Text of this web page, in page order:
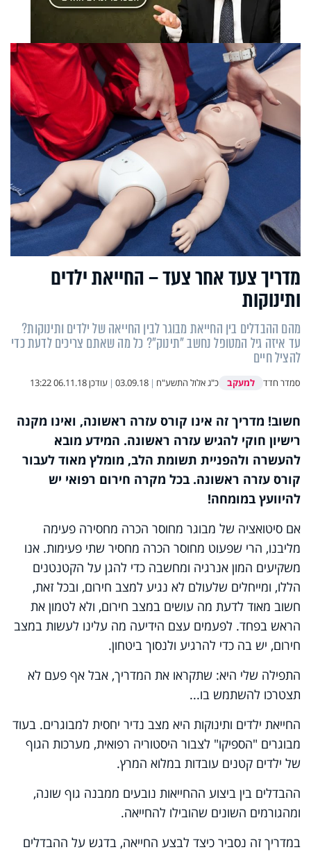
מדריך צעד אחר צעד – החייאת ילדים
ותינוקות
מהם ההבדלים בין החייאת מבוגר לבין החייאה של ילדים ותינוקות?
עד איזה גיל המטופל נחשב "תינוק"? כל מה שאתם צריכים לדעת כדי
להציל חיים
סמדר חדד למעקב כ"ג אלול התשע"ח |
03.09.18
| עודכן06.11.18 13:22
חשוב! מדריך זה אינו קורס עזרה ראשונה, ואינו מקנה
רישיון חוקי להגיש עזרה ראשונה. המידע מובא
להעשרה ולהפניית תשומת הלב, מומלץ מאוד לעבור
קורס עזרה ראשונה. בכל מקרה חירום רפואי יש
להיוועץ במומחה!
אם סיטואציה של מבוגר מחוסר הכרה מחסירה פעימה
מליבנו, הרי שפעוט מחוסר הכרה מחסיר שתי פעימות. אנו
משקיעים המון אנרגיה ומחשבה כדי להגן על הקטנטנים
הללו, ומייחלים שלעולם לא נגיע למצב חירום, ובכל זאת,
חשוב מאוד לדעת מה עושים במצב חירום, ולא לטמון את
הראש בפחד. לפעמים עצם הידיעה מה עלינו לעשות במצב
חירום, יש בה כדי להרגיע ולנסוך ביטחון.
התפילה שלי היא: שתקראו את המדריך, אבל אף פעם לא
תצטרכו להשתמש בו...
החייאת ילדים ותינוקות היא מצב נדיר יחסית למבוגרים. בעוד
מבוגרים "הספיקו" לצבור היסטוריה רפואית, מערכות הגוף
של ילדים קטנים עובדות במלוא המרץ.
ההבדלים בין ביצוע ההחייאות נובעים ממבנה גוף שונה,
ומהגורמים השונים שהובילו להחייאה.
במדריך זה נסביר כיצד לבצע החייאה, בדגש על ההבדלים